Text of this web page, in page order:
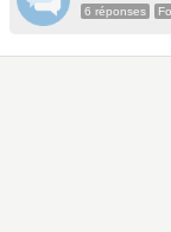
6 réponses